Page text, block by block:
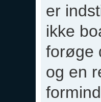
er
ikke
forøge
og en